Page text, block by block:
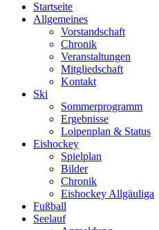
Startseite
Allgemeines
Vorstandschaft
Chronik
Veranstaltungen
Mitgliedschaft
Kontakt
Ski
Sommerprogramm
Ergebnisse
Loipenplan & Status
Eishockey
Spielplan
Bilder
Chronik
Eishockey Allgäuliga
Fußball
Seelauf